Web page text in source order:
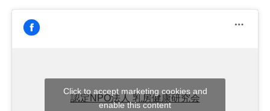
認定NPO法人 乳房健康研究会
Click to accept marketing cookies and
enable this content